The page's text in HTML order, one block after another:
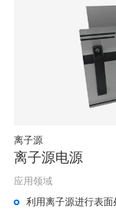
离子源
离子源电源
应用领域
利用离子源进行表